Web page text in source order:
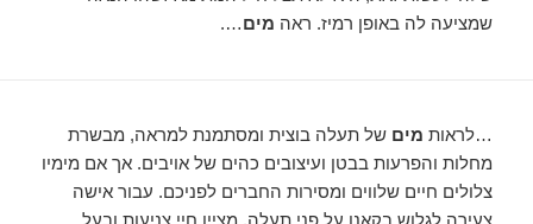
שמציעה לה באופן רמיז. ראה מים….
…לראות מים של תעלה בוצית ומסתמנת למראה, מבשרת
מחלות והפרעות בבטן ועיצובים כהים של אויבים. אך אם מימיו
צלולים חיים שלווים ומסירות החברים לפניכם. עבור אישה
צעירה לגלוש בקאנו על פני תעלה, מציין חיי צניעות ובעל